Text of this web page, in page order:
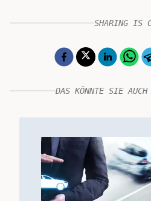
SHARING IS
DAS KÖNNTE SIE